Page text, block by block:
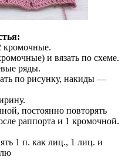
кромочные.
и вязать по схеме.
ряды.
по рисунку, накиды —
постоянно повторять
раппорта и 1 кромочной.
1 п. как лиц., 1 лиц. и